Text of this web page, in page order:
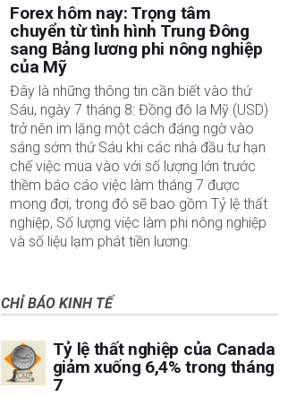
Forex hôm nay: Trọng tâm
chuyển từ tình hình Trung Đông
sang Bảng lương phi nông nghiệp
của Mỹ
Đây là những thông tin cần biết vào thứ
Sáu, ngày 7 tháng 8: Đồng đô la Mỹ (USD)
trở nên im lặng một cách đáng ngờ vào
sáng sớm thứ Sáu khi các nhà đầu tư hạn
chế việc mua vào với số lượng lớn trước
thềm báo cáo việc làm tháng 7 được
mong đợi, trong đó sẽ bao gồm Tỷ lệ thất
nghiệp, Số lượng việc làm phi nông nghiệp
và số liệu lạm phát tiền lương.
CHỈ BÁO KINH TẾ
Tỷ lệ thất nghiệp của Canada
giảm xuống 6,4% trong tháng
7